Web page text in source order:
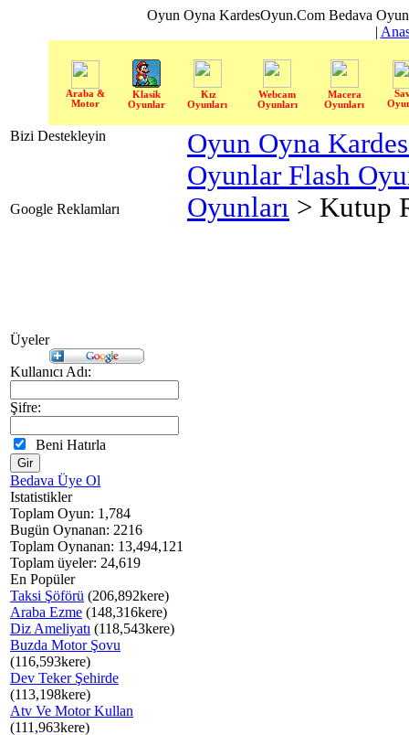
Oyun Oyna KardesOyun.Com Bedava
|
Araba &
Motor
Klasik
Oyunlar
Kız
Oyunları
Webcam
Oyunları
Macera
Oyunları
Bizi Destekleyin
Google Reklamları
Üyeler
Kullanıcı Adı:
Şifre:
Beni Hatırla
Bedava Üye Ol
Istatistikler
Toplam Oyun: 1,784
Bugün Oynanan: 2216
Toplam Oynanan: 13,494,121
Toplam üyeler: 24,619
En Popüler
Taksi Şöförü (206,892kere)
Araba Ezme (148,316kere)
Diz Ameliyatı (118,543kere)
Buzda Motor Şovu
(116,593kere)
Dev Teker Şehirde
(113,198kere)
Atv Ve Motor Kullan
(111,963kere)
Oyun Oyna
Oyunlar Flash
Oyunları > Kutup